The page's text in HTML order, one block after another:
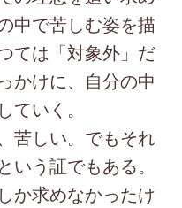
中で苦しむ姿を描
ては「対象外」だ
かけに、自分の中
いく。
苦しい。でもそれ
う証でもある。
か求めなかったけ